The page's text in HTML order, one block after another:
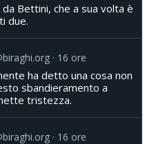
Bettini, che a sua volta è
due.
16 ore
ha detto una cosa non
sbandieramento a
tristezza.
16 ore